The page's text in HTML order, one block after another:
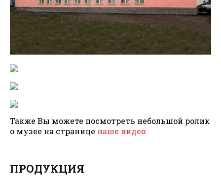
ПРОДУКЦИЯ
Также Вы можете посмотреть небольшой ролик
о музее на странице наше видео